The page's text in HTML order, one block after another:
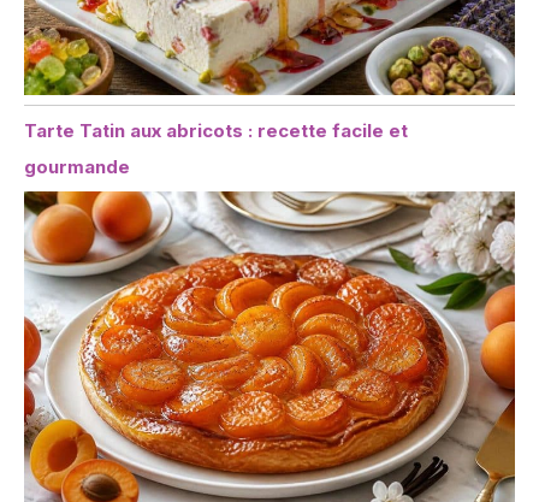
Tarte Tatin aux abricots : recette facile et
gourmande